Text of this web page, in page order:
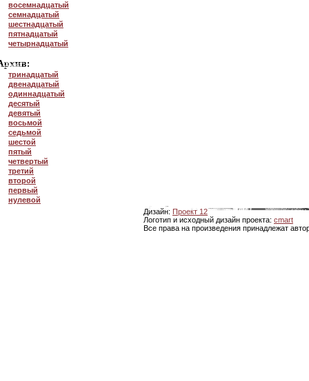
восемнадцатый
семнадцатый
шестнадцатый
пятнадцатый
четырнадцатый
тринадцатый
двенадцатый
одиннадцатый
десятый
девятый
восьмой
седьмой
шестой
пятый
четвертый
третий
второй
первый
нулевой
Дизайн: Проект 12
Логотип и исходный дизайн проекта: cmart
Все права на произведения принадлежат